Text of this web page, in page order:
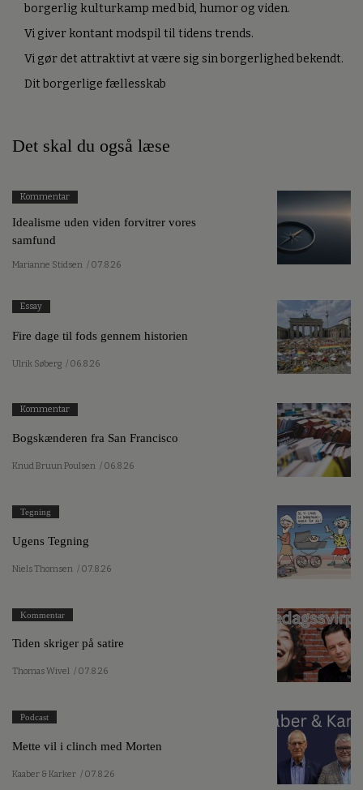
borgerlig kulturkamp med bid, humor og viden.
Vi giver kontant modspil til tidens trends.
Vi gør det attraktivt at være sig sin borgerlighed bekendt.
Dit borgerlige fællesskab
Det skal du også læse
Kommentar
Idealisme uden viden forvitrer vores
samfund
Marianne Stidsen / 07.8.26
Essay
Fire dage til fods gennem historien
Ulrik Søberg / 06.8.26
Kommentar
Bogskænderen fra San Francisco
Knud Bruun Poulsen / 06.8.26
Tegning
Ugens Tegning
Niels Thomsen / 07.8.26
Kommentar
Tiden skriger på satire
Thomas Wivel / 07.8.26
Podcast
Mette vil i clinch med Morten
Kaaber & Karker / 07.8.26